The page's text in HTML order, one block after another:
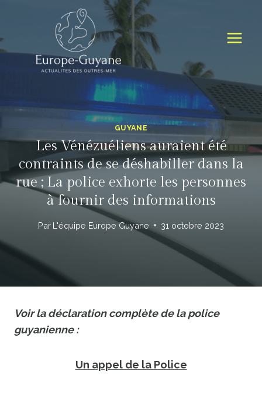
content
GUYANE
Les Vénézuéliens auraient été
contraints de se déshabiller dans la
rue ; La police exhorte les personnes
à fournir des informations
Par L'équipe Europe Guyane 31 octobre 2023
Voir la déclaration complète de la police
guyanienne :
Un appel de la Police